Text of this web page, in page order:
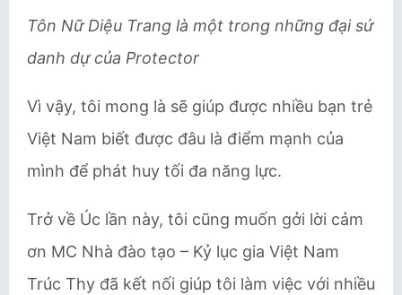
Tôn Nữ Diệu Trang là một trong những đại sứ
danh dự của Protector
Vì vậy, tôi mong là sẽ giúp được nhiều bạn trẻ
Việt Nam biết được đâu là điểm mạnh của
mình để phát huy tối đa năng lực.
Trở về Úc lần này, tôi cũng muốn gởi lời cảm
ơn MC Nhà đào tạo – Kỷ lục gia Việt Nam
Trúc Thy đã kết nối giúp tôi làm việc với nhiều